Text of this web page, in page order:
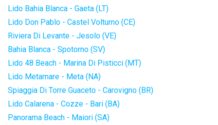
Lido Bahia Blanca - Gaeta (LT)
Lido Don Pablo - Castel Volturno (CE)
Riviera Di Levante - Jesolo (VE)
Bahia Blanca - Spotorno (SV)
Lido 48 Beach - Marina Di Pisticci (MT)
Lido Metamare - Meta (NA)
Spiaggia Di Torre Guaceto - Carovigno (BR)
Lido Calarena - Cozze - Bari (BA)
Panorama Beach - Maiori (SA)